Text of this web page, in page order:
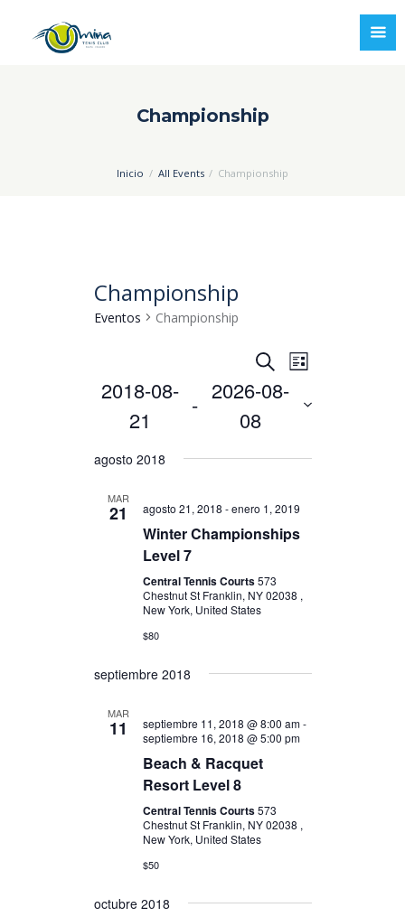
Championship
Inicio All Events Championship
Championship
Eventos Championship
N
a
v
ó
n
s
q
e
d
y
B
u
s
c
r
N
v
n
s
s
E
L
i
2018-08-
21
-
2026-08-
08
e
f
agosto 2018
MAR
21 agosto 21, 2018 -enero 1, 2019
Winter Championships
Level 7
Central Tennis Courts573
Chestnut St Franklin, NY 02038 ,
New York, United States
$80
septiembre 2018
MAR
11 septiembre 11, 2018 @ 8:00 am-
septiembre 16, 2018 @ 5:00 pm
Beach & Racquet
Resort Level 8
Central Tennis Courts573
Chestnut St Franklin, NY 02038 ,
New York, United States
$50
octubre 2018